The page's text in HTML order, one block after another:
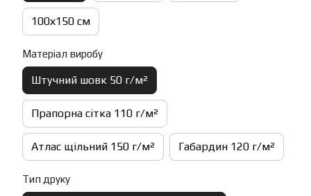
100х150 см
Матеріал виробу
Штучний шовк 50 г/м²
Прапорна сітка 110 г/м²
Атлас щільний 150 г/м² Габардин 120 г/м²
Тип друку